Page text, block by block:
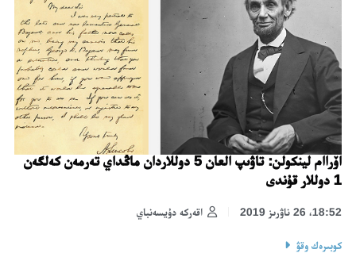
اۆراام لينكولن: تاۋىپ العان 5 دوللاردان ماڭداي تەرمەن كەلگەن
1 دوللار قۇندى
اقەركە دۇيسەنباي 18:52، 26 ناۋرىز 2019
كوبىرەك وقۋ